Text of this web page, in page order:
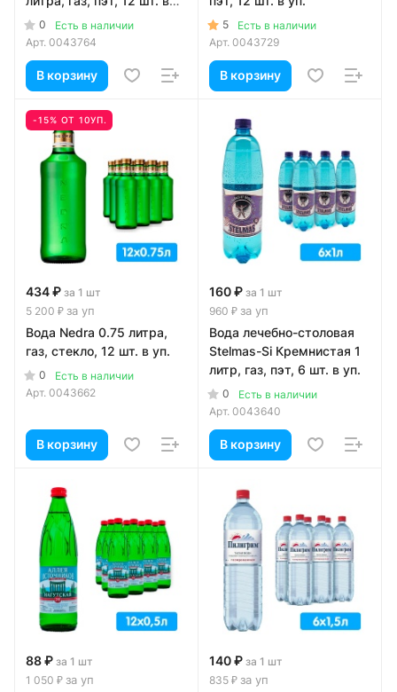
уп.0
Есть в наличии
Арт. 0043764
В корзину
5
Есть в наличии
Арт. 0043729
В корзину
-15% ОТ 10УП.
434 ₽ за 1 шт
5 200 ₽ за уп
Вода Nedra 0.75 литра,
газ, стекло, 12 шт. в уп.
0
Есть в наличии
Арт. 0043662
В корзину
160 ₽ за 1 шт
960 ₽ за уп
Вода лечебно-столовая
Stelmas-Si Кремнистая 1
литр, газ, пэт, 6 шт. в уп.
0
Есть в наличии
Арт. 0043640
В корзину
88 ₽ за 1 шт
1 050 ₽ за уп
140 ₽ за 1 шт
835 ₽ за уп